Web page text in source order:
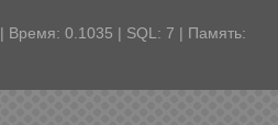
| Время: 0.1035 | SQL: 7 | Память: